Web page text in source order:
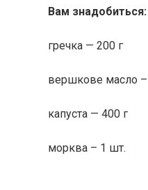
Вам знадобиться:
гречка — 200 г
вершкове масло –
капуста — 400 г
морква – 1 шт.